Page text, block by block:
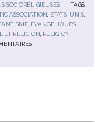
SOCIORELIGIEUSES
TAGS :
ASSOCIATION ETATS-UNIS
ÉVANGÉLIQUES
ET RELIGION RELIGION